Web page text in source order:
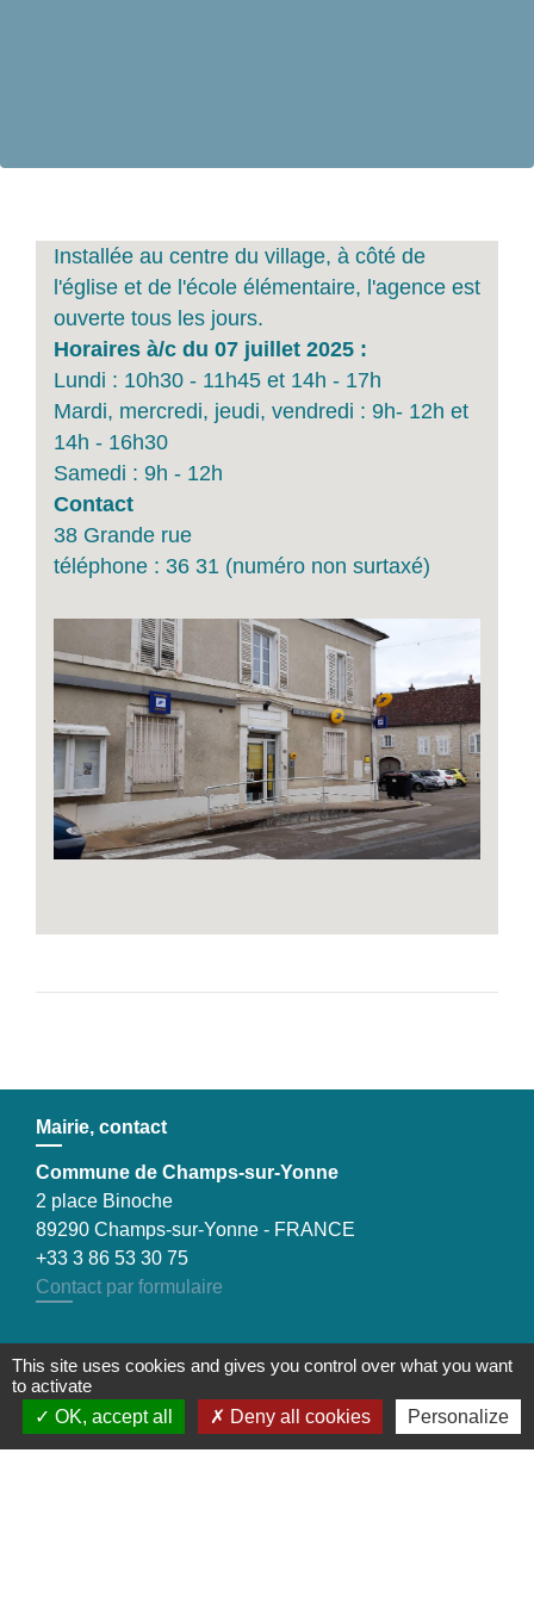
Installée au centre du village, à côté de
l'église et de l'école élémentaire, l'agence est
ouverte tous les jours.
Horaires à/c du 07 juillet 2025 :
Lundi : 10h30 - 11h45 et 14h - 17h
Mardi, mercredi, jeudi, vendredi : 9h- 12h et
14h - 16h30
Samedi : 9h - 12h
Contact
38 Grande rue
téléphone : 36 31 (numéro non surtaxé)
Mairie, contact
Commune de Champs-sur-Yonne
2 place Binoche
89290 Champs-sur-Yonne - FRANCE
+33 3 86 53 30 75
Contact par formulaire
Liens
This site uses cookies and gives you control over what you want
to activate
OK, accept all
Deny all cookies Personalize